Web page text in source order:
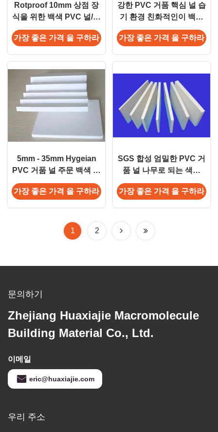
Rotproof 10mm 상점 장
식을 위한 백색 PVC 널/거
품 널 절연제
가장 좋은 가격 을 구하라
강한 PVC 거품 핵심 널 습
기 환경 친화적인이 백색
PVC 널에 의하여 시트를
깝니다
가장 좋은 가격 을 구하라
5mm - 35mm Hygeian
PVC 거품 널 주문 백색 거
품 PVC 장 물 저항하는
가장 좋은 가격 을 구하라
SGS 합성 엄밀한 PVC 거
품 널 나무로 되는 색깔
PVC 세포질 거품 널
가장 좋은 가격 을 구하라
1 2
문의하기
Zhejiang Huaxiajie Macromolecule
Building Material Co., Ltd.
이메일
eric@huaxiajie.com
우리 주소